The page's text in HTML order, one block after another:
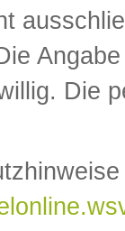
Die